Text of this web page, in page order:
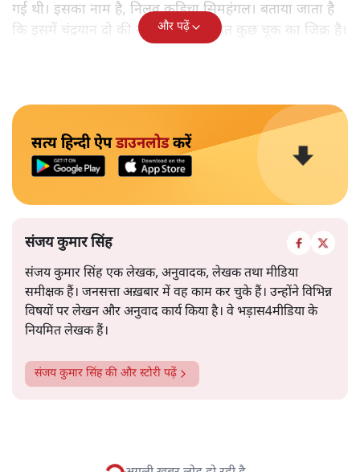
गई थी। इसका नाम है, निलवु कुडिचा सिमहंगल। बताया जाता है
कि इसमें चंद्रयान दो की नाकामी से संबंधित कुछ चूक का जिक्र है।
और पढ़ें
सत्य हिन्दी ऐपडाउनलोडकरें
संजय कुमार सिंह
संजय कुमार सिंह एक लेखक, अनुवादक, लेखक तथा मीडिया
समीक्षक हैं। जनसत्ता अख़बार में वह काम कर चुके हैं। उन्होंने विभिन्न
विषयों पर लेखन और अनुवाद कार्य किया है। वे भड़ास4मीडिया के
नियमित लेखक हैं।
संजय कुमार सिंहकी और स्टोरी पढ़ें